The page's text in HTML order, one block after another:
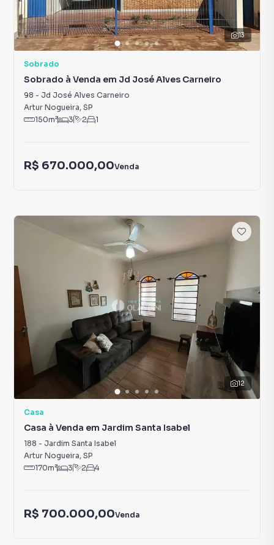
13
Sobrado
Sobrado à Venda em Jd José Alves Carneiro
98 - Jd José Alves Carneiro
Artur Nogueira, SP
150m² 3 2 1
R$ 670.000,00Venda
12
Casa
Casa à Venda em Jardim Santa Isabel
188 - Jardim Santa Isabel
Artur Nogueira, SP
170m² 3 2 4
R$ 700.000,00Venda